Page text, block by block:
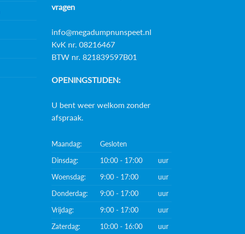
vragen
info@megadumpnunspeet.nl
KvK nr. 08216467
BTW nr. 821839597B01
OPENINGSTIJDEN:
U bent weer welkom zonder
afspraak.
Maandag:
Gesloten
Dinsdag:
10:00 - 17:00
uur
Woensdag:
9:00 - 17:00
uur
Donderdag:
9:00 - 17:00
uur
Vrijdag:
9:00 - 17:00
uur
Zaterdag:
10:00 - 16:00 uur